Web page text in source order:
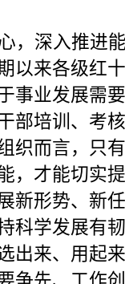
，深入推进
以来各级红
事业发展需
部培训、考
织而言，只
，才能切实
新形势、新
科学发展有
出来、用起